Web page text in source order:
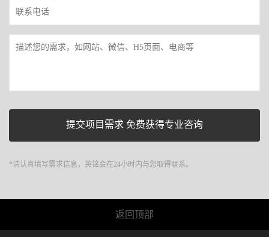
*请认真填写需求信息，英铭会在24小时内与您取得联系。
返回顶部